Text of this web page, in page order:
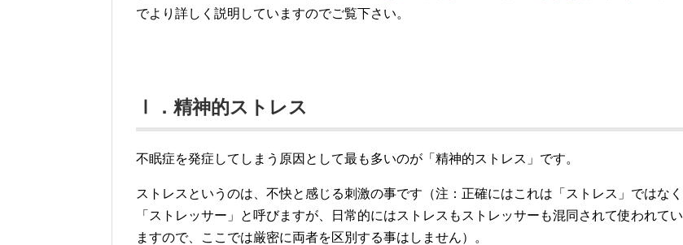
でより詳しく説明していますのでご覧下さい。
Ⅰ．精神的ストレス
不眠症を発症してしまう原因として最も多いのが「精神的ストレス」です。
ストレスというのは、不快と感じる刺激の事です（注：正確にはこれは「ストレス」ではなく
「ストレッサー」と呼びますが、日常的にはストレスもストレッサーも混同されて使われてい
ますので、ここでは厳密に両者を区別する事はしません）。